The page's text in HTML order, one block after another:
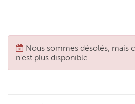
Nous sommes désolés, mais
n'est plus disponible